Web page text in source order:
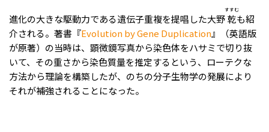
進化の大きな駆動力である遺伝子重複を提唱した大野乾
すすむ
も紹
介される。著書『Evolution by Gene Duplication』（英語版
が原著）の当時は、顕微鏡写真から染色体をハサミで切り抜
いて、その重さから染色質量を推定するという、ローテクな
方法から理論を構築したが、のちの分子生物学の発展により
それが補強されることになった。